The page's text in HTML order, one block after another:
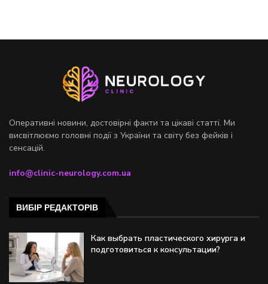
Оперативні новини, достовірні факти та цікаві статті. Ми
висвітлюємо головні події з України та світу без фейків і
сенсацій.
info@clinic-neurology.com.ua
ВИБІР РЕДАКТОРІВ
Как выбрать пластического хирурга и
подготовиться к консультации?